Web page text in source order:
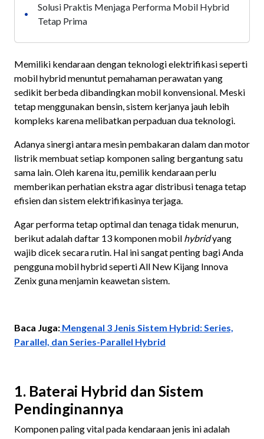
•
Solusi Praktis Menjaga Performa Mobil Hybrid
Tetap Prima
Memiliki kendaraan dengan teknologi elektrifikasi seperti
mobil hybrid menuntut pemahaman perawatan yang
sedikit berbeda dibandingkan mobil konvensional. Meski
tetap menggunakan bensin, sistem kerjanya jauh lebih
kompleks karena melibatkan perpaduan dua teknologi.
Adanya sinergi antara mesin pembakaran dalam dan motor
listrik membuat setiap komponen saling bergantung satu
sama lain. Oleh karena itu, pemilik kendaraan perlu
memberikan perhatian ekstra agar distribusi tenaga tetap
efisien dan sistem elektrifikasinya terjaga.
Agar performa tetap optimal dan tenaga tidak menurun,
berikut adalah daftar 13 komponen mobil hybridyang
wajib dicek secara rutin. Hal ini sangat penting bagi Anda
pengguna mobil hybrid seperti All New Kijang Innova
Zenix guna menjamin keawetan sistem.
Baca Juga: Mengenal 3 Jenis Sistem Hybrid: Series,
Parallel, dan Series-Parallel Hybrid
1. Baterai Hybrid dan Sistem
Pendinginannya
Komponen paling vital pada kendaraan jenis ini adalah